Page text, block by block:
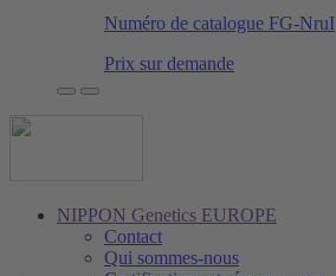
Numéro de catalogue FG-NruI
Prix sur demande
NIPPON Genetics EUROPE
Contact
Qui sommes-nous